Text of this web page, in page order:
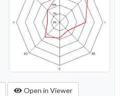
Open in Viewer